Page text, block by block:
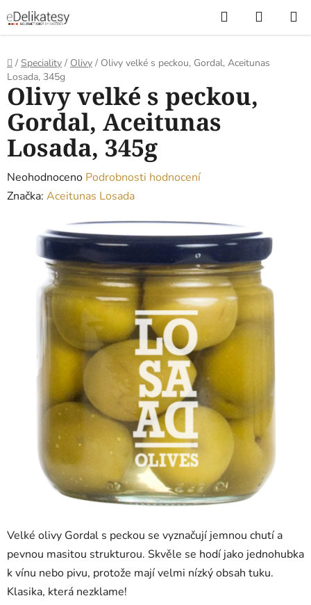
na
obsah
Hledat
KOŠÍK
Domů
/ Speciality / Olivy / Olivy velké s peckou, Gordal, Aceitunas
Losada, 345g
Velké olivy Gordal s peckou se vyznačují jemnou chutí a
pevnou masitou strukturou. Skvěle se hodí jako jednohubka
k vínu nebo pivu, protože mají velmi nízký obsah tuku.
Klasika, která nezklame!
Olivy velké s peckou,
Gordal, Aceitunas
Losada, 345g
Průměrné
hodnocení
hvězdiček.
Neohodnoceno Podrobnosti hodnocení
Značka: Aceitunas Losada